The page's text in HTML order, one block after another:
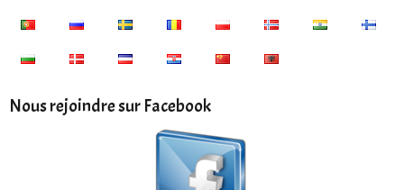
Nous rejoindre sur Facebook